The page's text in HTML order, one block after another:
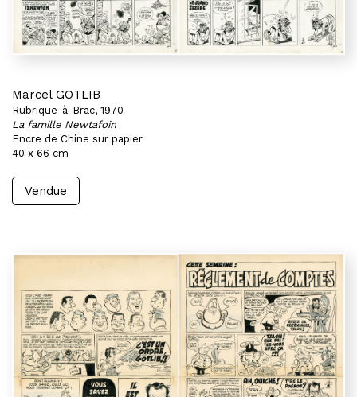
Marcel GOTLIB
Rubrique-à-Brac, 1970
La famille Newtafoin
Encre de Chine sur papier
40 x 66 cm
Vendue